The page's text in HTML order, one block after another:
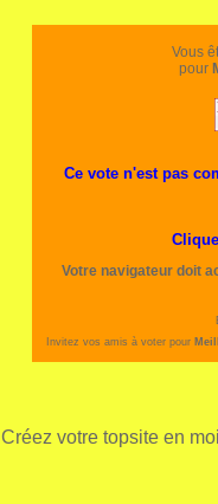
Vous
pour
Ce vote n'est pas
Votre navigateur doit
Invitez vos amis à voter pour
Créez votre topsite en